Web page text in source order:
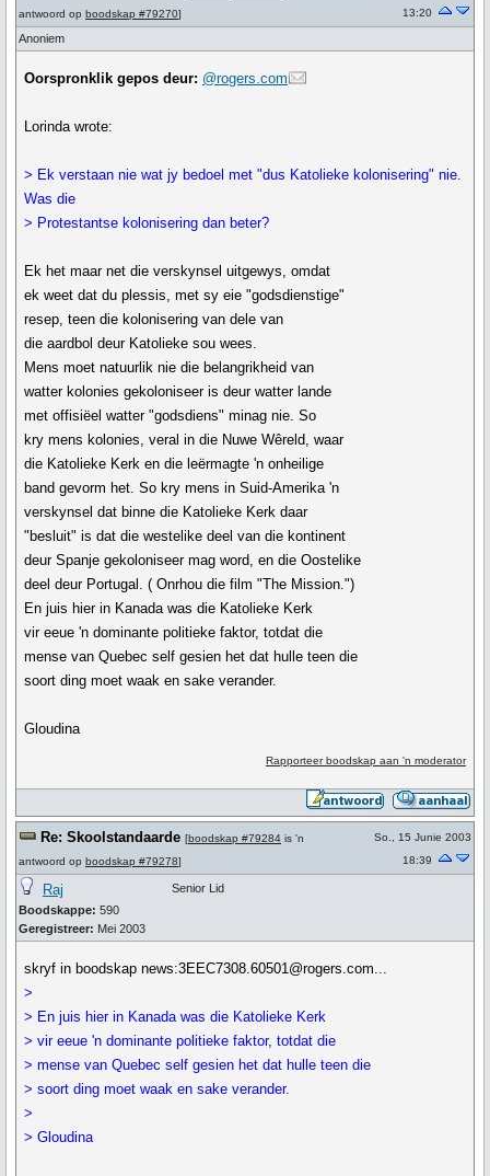
antwoord op boodskap #79270]
13:20
Anoniem
Oorspronklik gepos deur: @rogers.com
Lorinda wrote:
> Ek verstaan nie wat jy bedoel met "dus Katolieke kolonisering" nie.
Was die
> Protestantse kolonisering dan beter?
Ek het maar net die verskynsel uitgewys, omdat
ek weet dat du plessis, met sy eie "godsdienstige"
resep, teen die kolonisering van dele van
die aardbol deur Katolieke sou wees.
Mens moet natuurlik nie die belangrikheid van
watter kolonies gekoloniseer is deur watter lande
met offisiëel watter "godsdiens" minag nie. So
kry mens kolonies, veral in die Nuwe Wêreld, waar
die Katolieke Kerk en die leërmagte 'n onheilige
band gevorm het. So kry mens in Suid-Amerika 'n
verskynsel dat binne die Katolieke Kerk daar
"besluit" is dat die westelike deel van die kontinent
deur Spanje gekoloniseer mag word, en die Oostelike
deel deur Portugal. ( Onrhou die film "The Mission.")
En juis hier in Kanada was die Katolieke Kerk
vir eeue 'n dominante politieke faktor, totdat die
mense van Quebec self gesien het dat hulle teen die
soort ding moet waak en sake verander.
Gloudina
Rapporteer boodskap aan 'n moderator
Re: Skoolstandaarde [boodskap #79284 is 'n
antwoord op boodskap #79278]
So., 15 Junie 2003
18:39
Raj
Boodskappe: 590
Geregistreer: Mei 2003
Senior Lid
skryf in boodskap news:3EEC7308.60501@rogers.com...
>
> En juis hier in Kanada was die Katolieke Kerk
> vir eeue 'n dominante politieke faktor, totdat die
> mense van Quebec self gesien het dat hulle teen die
> soort ding moet waak en sake verander.
>
> Gloudina